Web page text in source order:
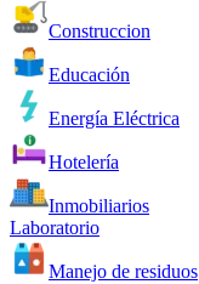
Construccion
Educación
Energía Eléctrica
Hotelería
Inmobiliarios
Laboratorio
Manejo de residuos